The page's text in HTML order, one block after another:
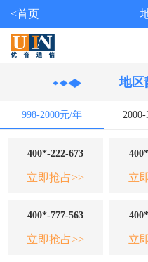
<首页
地区
998-2000元/年
400*-222-673
立即抢占>> 立
400*-777-563
立即抢占>> 立